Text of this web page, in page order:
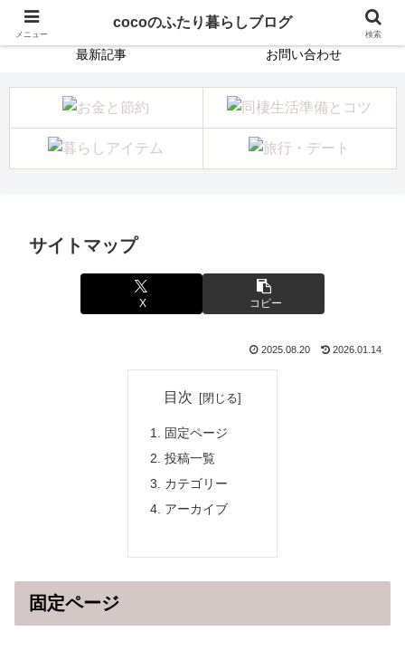
ホーム プロフィール
最新記事 お問い合わせ
サイトマップ
X コピー
2025.08.20 2026.01.14
目次
固定ページ
投稿一覧
カテゴリー
アーカイブ
固定ページ
メニュー
cocoのふたり暮らしブログ
検索